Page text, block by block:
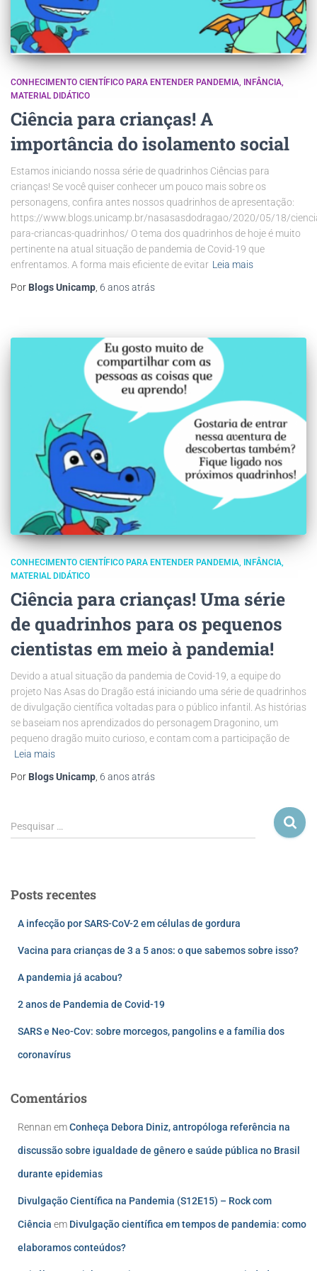
CONHECIMENTO CIENTÍFICO PARA ENTENDER PANDEMIA INFÂNCIA
MATERIAL DIDÁTICO
Ciência para crianças! A
importância do isolamento social
Estamos iniciando nossa série de quadrinhos Ciências para
crianças! Se você quiser conhecer um pouco mais sobre os
personagens, confira antes nossos quadrinhos de apresentação:
https://www.blogs.unicamp.br/nasasasdodragao/2020/05/18/
para-criancas-quadrinhos/ O tema dos quadrinhos de hoje é muito
pertinente na atual situação de pandemia de Covid-19 que
enfrentamos. A forma mais eficiente de evitar Leia mais
Por Blogs Unicamp 6 anosatrás
CONHECIMENTO CIENTÍFICO PARA ENTENDER PANDEMIA
INFÂNCIA
MATERIAL DIDÁTICO
Ciência para crianças! Uma série
de quadrinhos para os pequenos
cientistas em meio à pandemia!
Devido a atual situação da pandemia de Covid-19, a equipe do
projeto Nas Asas do Dragão está iniciando uma série de quadrinhos
de divulgação científica voltadas para o público infantil. As histórias
se baseiam nos aprendizados do personagem Dragonino, um
pequeno dragão muito curioso, e contam com a participação de
Leia mais
Por Blogs Unicamp, 6 anosatrás
Pesquisar …
Posts recentes
A infecção por SARS-CoV-2 em células de gordura
Vacina para crianças de 3 a 5 anos: o que sabemos sobre isso?
A pandemia já acabou?
2 anos de Pandemia de Covid-19
SARS e Neo-Cov: sobre morcegos, pangolins e a família dos
coronavírus
Comentários
Rennan emConheça Debora Diniz, antropóloga referência na
discussão sobre igualdade de gênero e saúde pública no Brasil
durante epidemias
Divulgação Científica na Pandemia (S12E15) – Rock com
Ciência em Divulgação científica em tempos de pandemia: como
elaboramos conteúdos?